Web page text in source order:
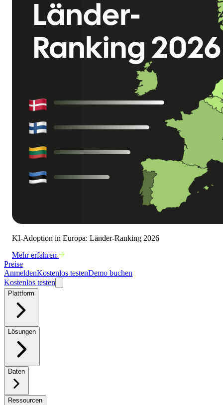
KI-Adoption in Europa: Länder-Ranking 2026
Mehr erfahren
Preise
AnmeldenKostenlos testenDemo buchen
Kostenlos testen
Plattform
Lösungen
Daten
Ressourcen